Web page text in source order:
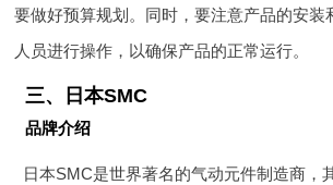
要做好预算规划。同时，要注意产品的安装
人员进行操作，以确保产品的正常运行。
三、日本SMC
品牌介绍
日本SMC是世界著名的气动元件制造商，